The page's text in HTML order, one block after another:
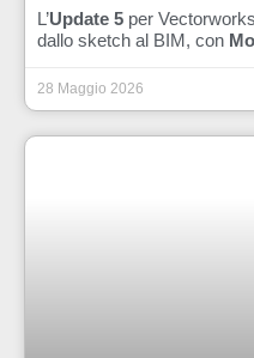
L’Update 5 per
dallo sketch al BIM, con
28 Maggio 2026